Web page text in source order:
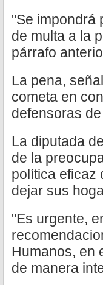
"Se impondrá
de multa a la
párrafo
La pena,
cometa en
defensoras
La diputada
de la
política eficaz
dejar sus
"Es urgente,
Humanos, en
de manera